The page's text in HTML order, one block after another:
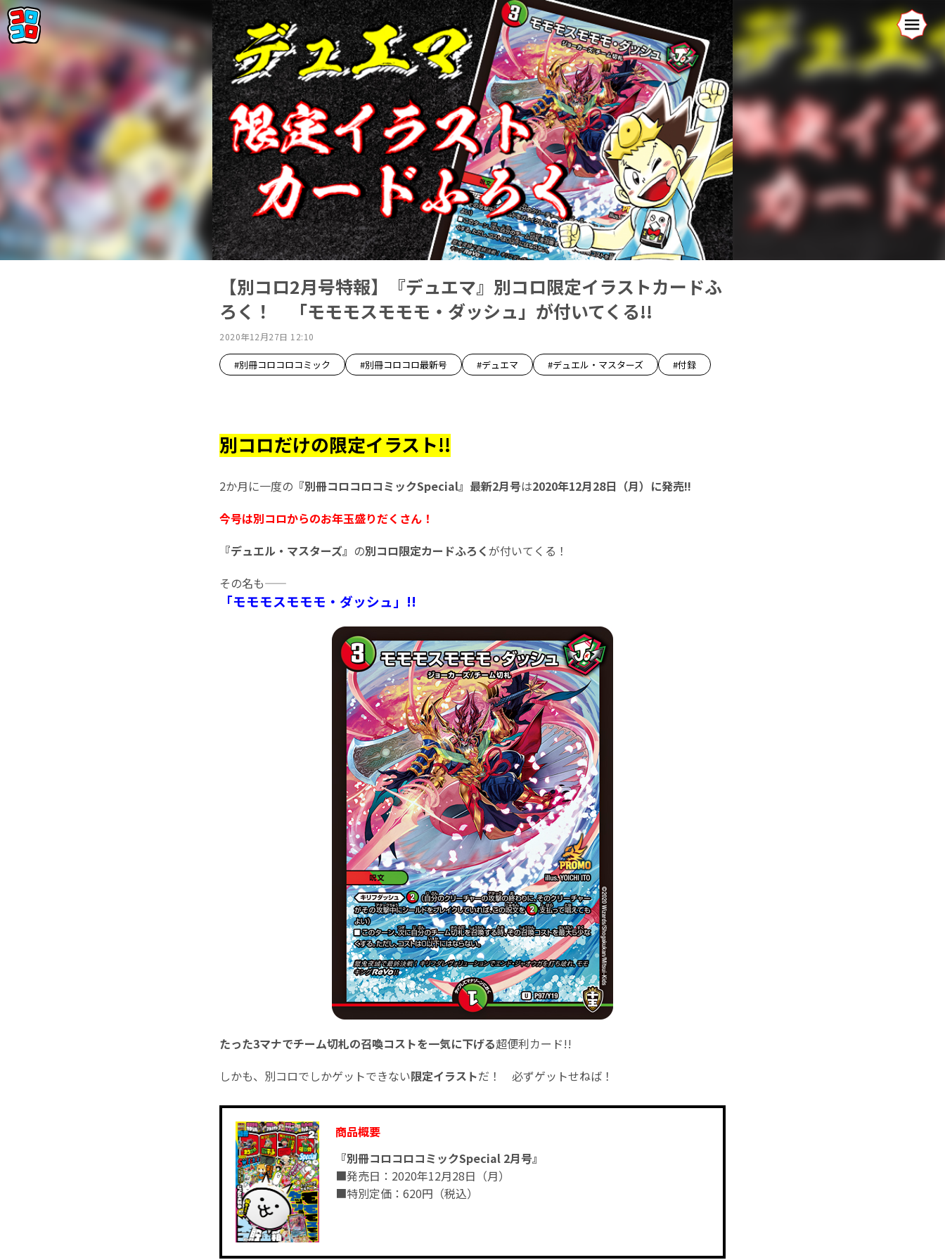
【別コロ2月号特報】『デュエマ』別コロ限定イラストカードふ
ろく！ 「モモモスモモモ・ダッシュ」が付いてくる!!
2020年12月27日 12:10
#別冊コロコロコミック #別冊コロコロ最新号 #デュエマ #デュエル・マスターズ #付録
別コロだけの限定イラスト!!
2か月に一度の 『別冊コロコロコミックSpecial』最新2月号は2020年12月28日（月）に発売!!
今号は別コロからのお年玉盛りだくさん！
『デュエル・マスターズ』 の別コロ限定カードふろくが付いてくる！
その名も――
「モモモスモモモ・ダッシュ」!!
たった3マナでチーム切札の召喚コストを一気に下げる超便利カード!!
しかも、別コロでしかゲットできない限定イラストだ！ 必ずゲットせねば！
商品概要
『別冊コロコロコミックSpecial 2月号』
■発売日：2020年12月28日（月）
■特別定価：620円（税込）